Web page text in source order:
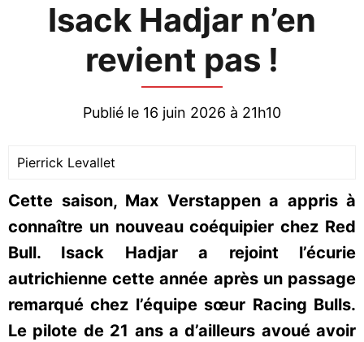
Isack Hadjar n’en
revient pas !
Publié le 16 juin 2026 à 21h10
Pierrick Levallet
Cette saison, Max Verstappen a appris à
connaître un nouveau coéquipier chez Red
Bull. Isack Hadjar a rejoint l’écurie
autrichienne cette année après un passage
remarqué chez l’équipe sœur Racing Bulls.
Le pilote de 21 ans a d’ailleurs avoué avoir